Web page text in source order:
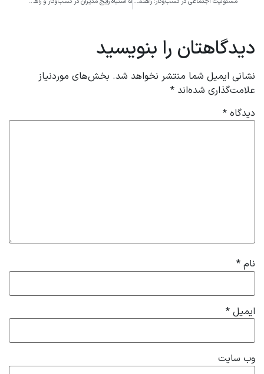
دیدگاهتان را بنویسید
نشانی ایمیل شما منتشر نخواهد شد. بخش‌های موردنیاز
علامت‌گذاری شده‌اند *
دیدگاه *
نام *
ایمیل *
وب‌ سایت